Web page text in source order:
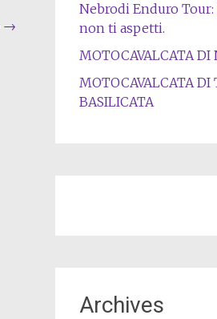
→
Nebrodi Enduro Tour:
non ti aspetti.
MOTOCAVALCATA DI
MOTOCAVALCATA DI
BASILICATA
Archives